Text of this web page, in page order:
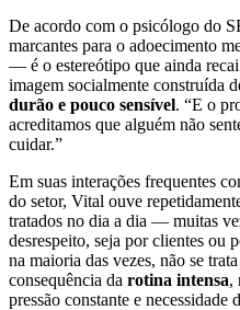
De acordo com o psicólogo do
marcantes para o adoecimento
— é o estereótipo que ainda
imagem socialmente construída
durão e pouco sensível. “E o
acreditamos que alguém não
cuidar.”
Em suas interações frequentes
do setor, Vital ouve
tratados no dia a dia — muitas
desrespeito, seja por clientes ou
na maioria das vezes, não se
consequência da rotina intensa,
pressão constante e necessidade